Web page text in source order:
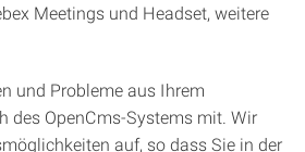
Meetings und Headset, weitere
und Probleme aus Ihrem
des OpenCms-Systems mit. Wir
auf, so dass Sie in der